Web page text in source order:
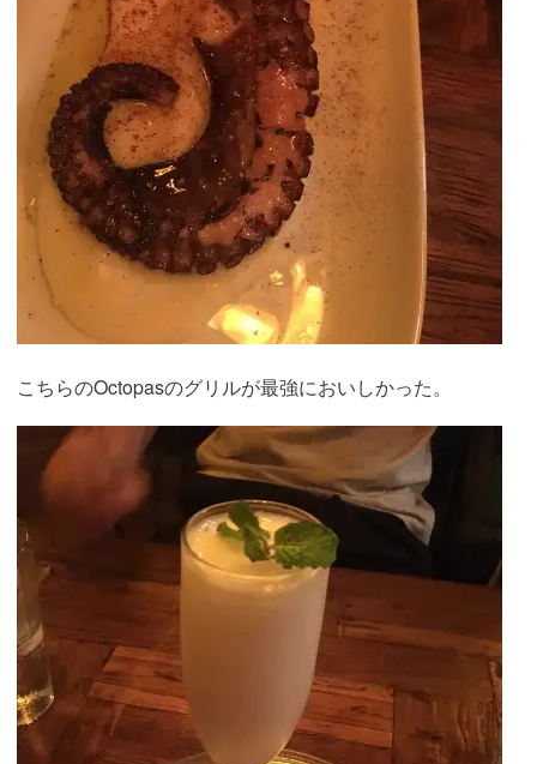
こちらのOctopasのグリルが最強においしかった。